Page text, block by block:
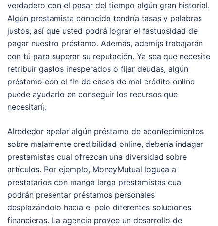
verdadero con el pasar del tiempo algún gran historial.
Algún prestamista conocido tendría tasas y palabras
justos, así que usted podrá lograr el fastuosidad de
pagar nuestro préstamo. Además, ademí¡s trabajarán
con tú para superar su reputación. Ya sea que necesite
retribuir gastos inesperados o fijar deudas, algún
préstamo con el fin de casos de mal crédito online
puede ayudarlo en conseguir los recursos que
necesitarí¡.
Alrededor apelar algún préstamo de acontecimientos
sobre malamente credibilidad online, debería indagar
prestamistas cual ofrezcan una diversidad sobre
artículos. Por ejemplo, MoneyMutual loguea a
prestatarios con manga larga prestamistas cual
podrán presentar préstamos personales
desplazándolo hacia el pelo diferentes soluciones
financieras. La agencia provee un desarrollo de